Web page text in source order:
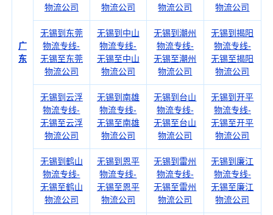
广
东
物流公司
物流公司
物流公司
物流公司
无锡到东莞
物流专线-
无锡至东莞
物流公司
无锡到中山
物流专线-
无锡至中山
物流公司
无锡到潮州
物流专线-
无锡至潮州
物流公司
无锡到揭阳
物流专线-
无锡至揭阳
物流公司
无锡到云浮
物流专线-
无锡至云浮
物流公司
无锡到南雄
物流专线-
无锡至南雄
物流公司
无锡到台山
物流专线-
无锡至台山
物流公司
无锡到开平
物流专线-
无锡至开平
物流公司
无锡到鹤山
物流专线-
无锡至鹤山
物流公司
无锡到恩平
物流专线-
无锡至恩平
物流公司
无锡到雷州
物流专线-
无锡至雷州
物流公司
无锡到廉江
物流专线-
无锡至廉江
物流公司